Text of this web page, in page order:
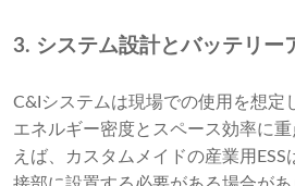
3. システム設計とバッテリー
C&Iシステムは現場での使用を想定
エネルギー密度とスペース効率に
えば、カスタムメイドの産業用